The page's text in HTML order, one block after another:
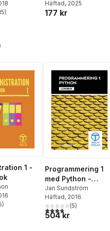
Totalt antal röster:
)
Häftad, 2025
177 kr
1 -
Totalt antal röster:
)
Programmering 1
med Python -
Lärobok
Jan Sundström
Häftad, 2016
3,8utav 5 stjärnor.
(5)
504 kr